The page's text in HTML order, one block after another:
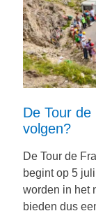
De Tour
volgen?
De Tour de
begint op 5
worden in het
bieden dus